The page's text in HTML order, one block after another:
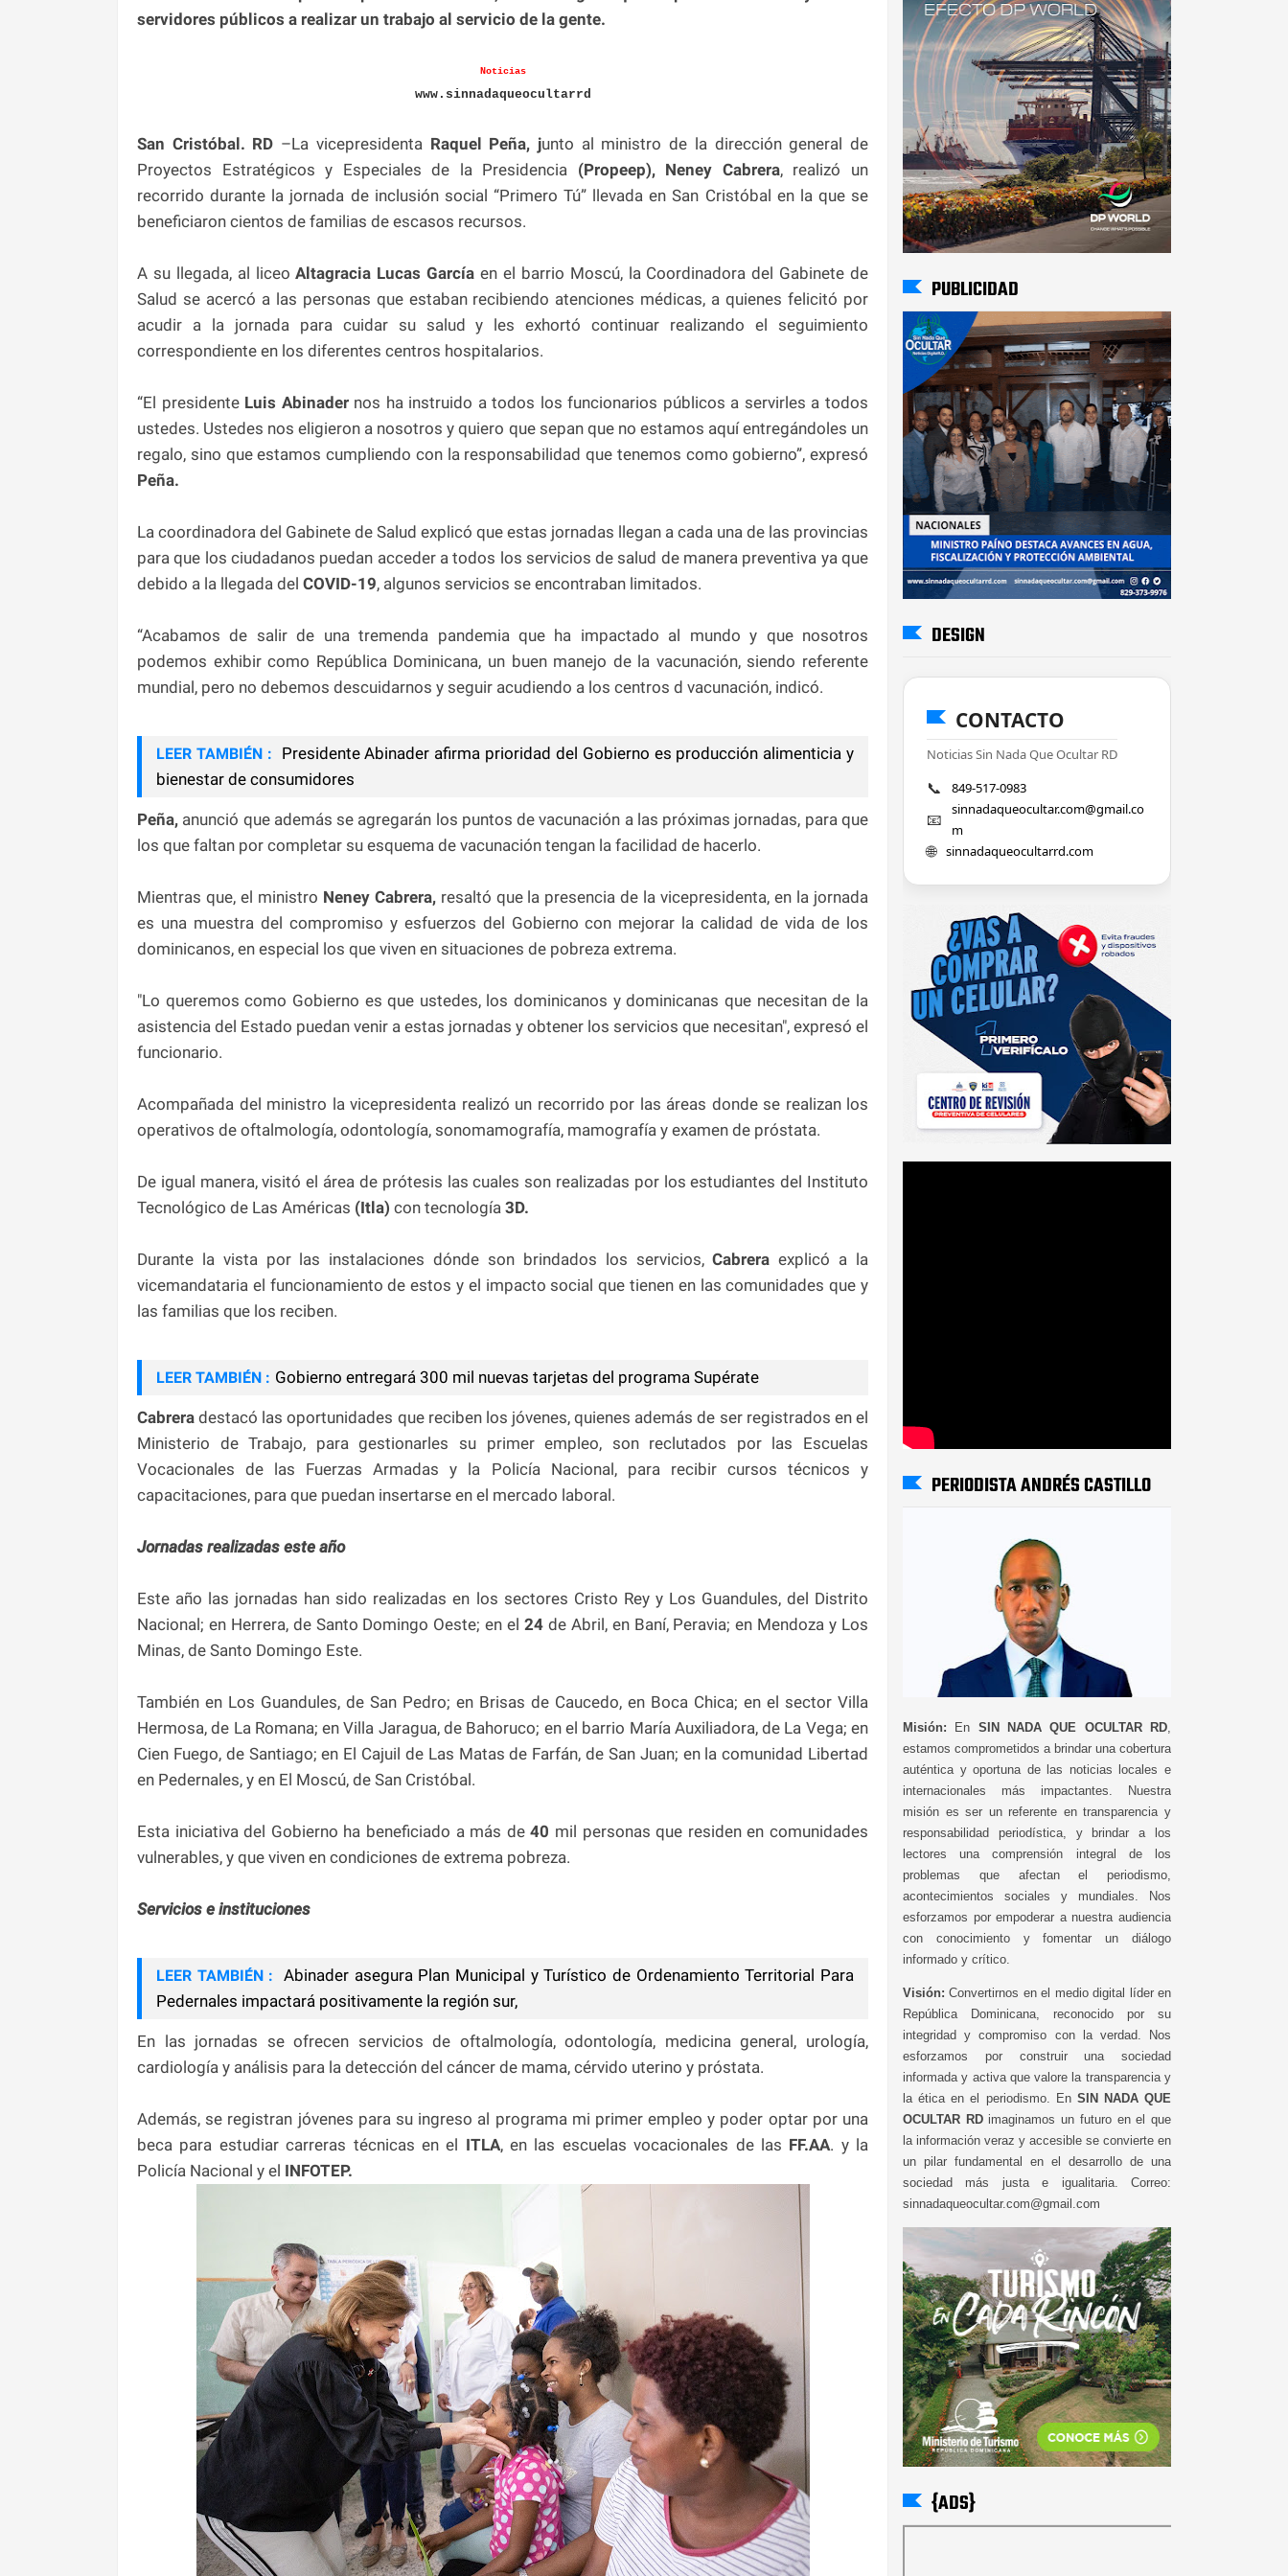
servidores públicos a realizar un trabajo al servicio de la gente.
Noticias
www.sinnadaqueocultarrd
San Cristóbal. RD –La vicepresidenta Raquel Peña, junto al ministro de la dirección general de
Proyectos Estratégicos y Especiales de la Presidencia (Propeep), Neney Cabrera, realizó un
recorrido durante la jornada de inclusión social “Primero Tú” llevada en San Cristóbal en la que se
beneficiaron cientos de familias de escasos recursos.
A su llegada, al liceoAltagracia Lucas García en el barrio Moscú, la Coordinadora del Gabinete de
Salud se acercó a las personas que estaban recibiendo atenciones médicas, a quienes felicitó por
acudir a la jornada para cuidar su salud y les exhortó continuar realizando el seguimiento
correspondiente en los diferentes centros hospitalarios.
“El presidente Luis Abinadernos ha instruido a todos los funcionarios públicos a servirles a todos
ustedes. Ustedes nos eligieron a nosotros y quiero que sepan que no estamos aquí entregándoles un
regalo, sino que estamos cumpliendo con la responsabilidad que tenemos como gobierno”, expresó
Peña.
La coordinadora del Gabinete de Salud explicó que estas jornadas llegan a cada una de las provincias
para que los ciudadanos puedan acceder a todos los servicios de salud de manera preventiva ya que
debido a la llegada del COVID-19, algunos servicios se encontraban limitados.
“Acabamos de salir de una tremenda pandemia que ha impactado al mundo y que nosotros
podemos exhibir como República Dominicana, un buen manejo de la vacunación, siendo referente
mundial, pero no debemos descuidarnos y seguir acudiendo a los centros d vacunación, indicó.
LEER TAMBIÉN :
Presidente Abinader afirma prioridad del Gobierno es producción alimenticia y
bienestar de consumidores
Peña, anunció que además se agregarán los puntos de vacunación a las próximas jornadas, para que
los que faltan por completar su esquema de vacunación tengan la facilidad de hacerlo.
Mientras que, el ministro Neney Cabrera, resaltó que la presencia de la vicepresidenta, en la jornada
es una muestra del compromiso y esfuerzos del Gobierno con mejorar la calidad de vida de los
dominicanos, en especial los que viven en situaciones de pobreza extrema.
"Lo queremos como Gobierno es que ustedes, los dominicanos y dominicanas que necesitan de la
asistencia del Estado puedan venir a estas jornadas y obtener los servicios que necesitan", expresó el
funcionario.
Acompañada del ministro la vicepresidenta realizó un recorrido por las áreas donde se realizan los
operativos de oftalmología, odontología, sonomamografía, mamografía y examen de próstata.
De igual manera, visitó el área de prótesis las cuales son realizadas por los estudiantes del Instituto
Tecnológico de Las Américas (Itla) con tecnología 3D.
Durante la vista por las instalaciones dónde son brindados los servicios,Cabreraexplicó a la
vicemandataria el funcionamiento de estos y el impacto social que tienen en las comunidades que y
las familias que los reciben.
LEER TAMBIÉN : Gobierno entregará 300 mil nuevas tarjetas del programa Supérate
Cabreradestacó las oportunidades que reciben los jóvenes, quienes además de ser registrados en el
Ministerio de Trabajo, para gestionarles su primer empleo, son reclutados por las Escuelas
Vocacionales de las Fuerzas Armadas y la Policía Nacional, para recibir cursos técnicos y
capacitaciones, para que puedan insertarse en el mercado laboral.
Jornadas realizadas este año
Este año las jornadas han sido realizadas en los sectores Cristo Rey y Los Guandules, del Distrito
Nacional; en Herrera, de Santo Domingo Oeste; en el 24 de Abril, en Baní, Peravia; en Mendoza y Los
Minas, de Santo Domingo Este.
También en Los Guandules, de San Pedro; en Brisas de Caucedo, en Boca Chica; en el sector Villa
Hermosa, de La Romana; en Villa Jaragua, de Bahoruco; en el barrio María Auxiliadora, de La Vega; en
Cien Fuego, de Santiago; en El Cajuil de Las Matas de Farfán, de San Juan; en la comunidad Libertad
en Pedernales, y en El Moscú, de San Cristóbal.
Esta iniciativa del Gobierno ha beneficiado a más de40 mil personas que residen en comunidades
vulnerables, y que viven en condiciones de extrema pobreza.
Servicios e instituciones
LEER TAMBIÉN :
Abinader asegura Plan Municipal y Turístico de Ordenamiento Territorial Para
Pedernales impactará positivamente la región sur,
En las jornadas se ofrecen servicios de oftalmología, odontología, medicina general, urología,
cardiología y análisis para la detección del cáncer de mama, cérvido uterino y próstata.
Además, se registran jóvenes para su ingreso al programa mi primer empleo y poder optar por una
beca para estudiar carreras técnicas en el ITLA, en las escuelas vocacionales de las FF.AA. y la
Policía Nacional y el INFOTEP.
PUBLICIDAD
DESIGN
CONTACTO
Noticias Sin Nada Que Ocultar RD
📞 849-517-0983
📧
sinnadaqueocultar.com@gmail.co
m
🌐 sinnadaqueocultarrd.com
PERIODISTA ANDRÉS CASTILLO
Misión: En SIN NADA QUE OCULTAR RD
estamos comprometidos a brindar una cobertura
auténtica y oportuna de las noticias locales e
internacionales más impactantes. Nuestra
misión es ser un referente en transparencia y
responsabilidad periodística, y brindar a los
lectores una comprensión integral de los
problemas que afectan el periodismo,
acontecimientos sociales y mundiales. Nos
esforzamos por empoderar a nuestra audiencia
con conocimiento y fomentar un diálogo
informado y crítico.
Visión: Convertirnos en el medio digital líder en
República Dominicana, reconocido por su
integridad y compromiso con la verdad. Nos
esforzamos por construir una sociedad
informada y activa que valore la transparencia y
la ética en el periodismo. En SIN NADA QUE
OCULTAR RDimaginamos un futuro en el que
la información veraz y accesible se convierte en
un pilar fundamental en el desarrollo de una
sociedad más justa e igualitaria. Correo:
sinnadaqueocultar.com@gmail.com
{ADS}